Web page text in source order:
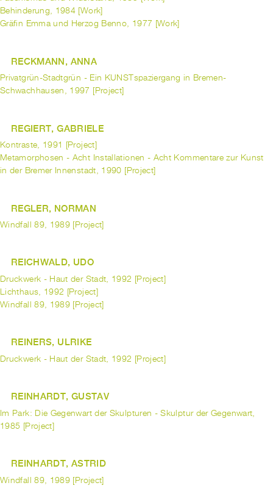
Behinderung, 1984 [Work]
Gräfin Emma und Herzog Benno, 1977 [Work]
RECKMANN, ANNA
Privatgrün-Stadtgrün - Ein KUNSTspaziergang in Bremen-
Schwachhausen, 1997 [Project]
REGIERT, GABRIELE
Kontraste, 1991 [Project]
Metamorphosen - Acht Installationen - Acht Kommentare zur Kunst
in der Bremer Innenstadt, 1990 [Project]
REGLER, NORMAN
Windfall 89, 1989 [Project]
REICHWALD, UDO
Druckwerk - Haut der Stadt, 1992 [Project]
Lichthaus, 1992 [Project]
Windfall 89, 1989 [Project]
REINERS, ULRIKE
Druckwerk - Haut der Stadt, 1992 [Project]
REINHARDT, GUSTAV
Im Park: Die Gegenwart der Skulpturen - Skulptur der Gegenwart,
1985 [Project]
REINHARDT, ASTRID
Windfall 89, 1989 [Project]